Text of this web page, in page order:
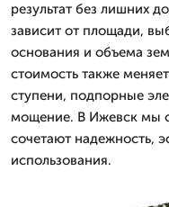
результат без лишних
зависит от площади,
основания и объема
стоимость также
ступени, подпорные
мощение. В Ижевск мы
сочетают надежность,
использования.